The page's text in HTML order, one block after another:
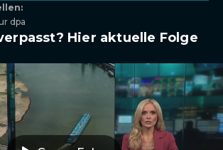
dpa
Hier aktuelle Folge